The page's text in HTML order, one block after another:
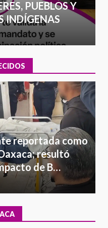
PUEBLOS Y
INDÍGENAS
reportada como
resultó
de B…